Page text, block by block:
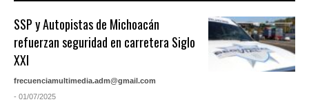
SSP y Autopistas de Michoacán
refuerzan seguridad en carretera Siglo
XXI
frecuenciamultimedia.adm@gmail.com
- 01/07/2025